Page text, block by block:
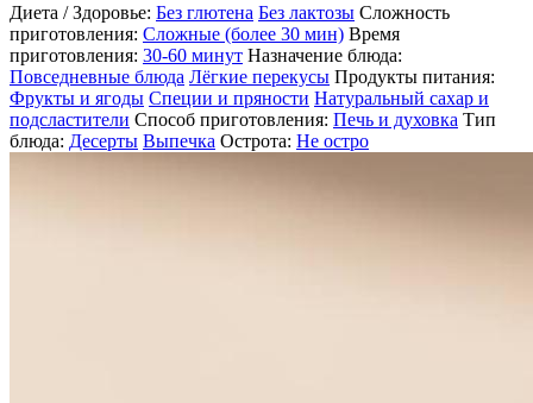
Диета / Здоровье: Без глютена Без лактозы Сложность
приготовления: Сложные (более 30 мин) Время
приготовления: 30-60 минут Назначение блюда:
Повседневные блюда Лёгкие перекусы Продукты питания:
Фрукты и ягоды Специи и пряности Натуральный сахар и
подсластители Способ приготовления: Печь и духовка Тип
блюда: Десерты Выпечка Острота: Не остро